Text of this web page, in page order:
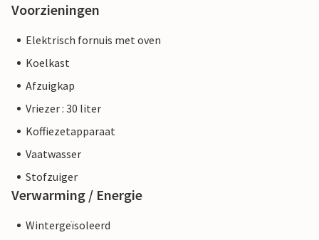
Voorzieningen
Elektrisch fornuis met oven
Koelkast
Afzuigkap
Vriezer : 30 liter
Koffiezetapparaat
Vaatwasser
Stofzuiger
Verwarming / Energie
Wintergeïsoleerd